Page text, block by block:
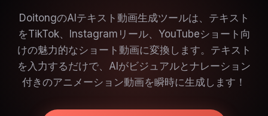
DoitongのAIテキスト動画生成ツールは、テキスト
をTikTok、Instagramリール、YouTubeショート向
けの魅力的なショート動画に変換します。テキスト
を入力するだけで、AIがビジュアルとナレーション
付きのアニメーション動画を瞬時に生成します！